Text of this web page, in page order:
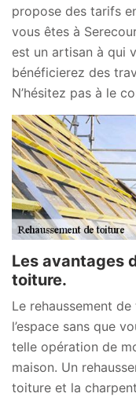
propose des tarifs
vous êtes à
est un artisan à qui
bénéficierez des
N’hésitez pas à le
Les avantages
toiture.
Le rehaussement
l’espace sans que
telle opération de
maison. Un
toiture et la